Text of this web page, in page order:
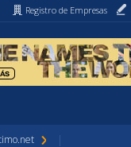
Registro de Empresas